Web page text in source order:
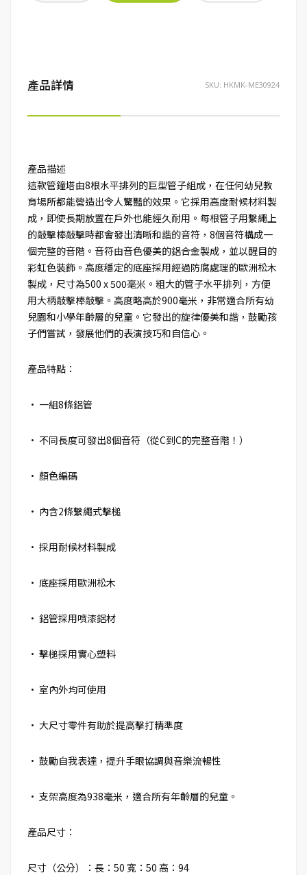
產品詳情 SKU: HKMK-ME30924
產品描述
這款管鐘塔由8根水平排列的巨型管子組成，在任何幼兒教
育場所都能營造出令人驚豔的效果。它採用高度耐候材料製
成，即使長期放置在戶外也能經久耐用。每根管子用繫繩上
的敲擊棒敲擊時都會發出清晰和諧的音符，8個音符構成一
個完整的音階。音符由音色優美的鋁合金製成，並以醒目的
彩虹色裝飾。高度穩定的底座採用經過防腐處理的歐洲松木
製成，尺寸為500 x 500毫米。粗大的管子水平排列，方便
用大柄敲擊棒敲擊。高度略高於900毫米，非常適合所有幼
兒園和小學年齡層的兒童。它發出的旋律優美和諧，鼓勵孩
子們嘗試，發展他們的表演技巧和自信心。
產品特點：
• 一組8條鋁管
• 不同長度可發出8個音符（從C到C的完整音階！）
• 顏色編碼
• 內含2條繫繩式擊槌
• 採用耐候材料製成
• 底座採用歐洲松木
• 鋁管採用噴漆鋁材
• 擊槌採用實心塑料
• 室內外均可使用
• 大尺寸零件有助於提高擊打精準度
• 鼓勵自我表達，提升手眼協調與音樂流暢性
• 支架高度為938毫米，適合所有年齡層的兒童。
產品尺寸：
尺寸（公分）：長：50 寬：50 高：94